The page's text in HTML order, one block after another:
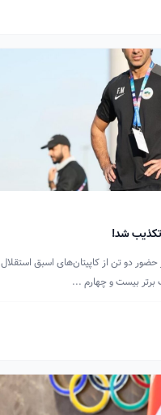
تکذیب شد!
دو تن از کاپیتان‌های اسبق استقلال
برتر بیست و چهارم ...